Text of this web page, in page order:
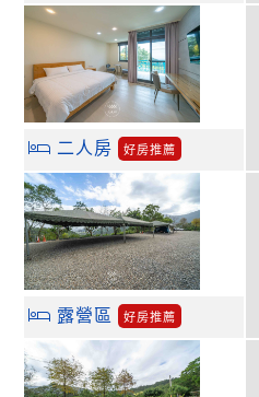
二人房 好房推薦
露營區
好房推薦